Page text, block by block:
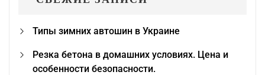
Типы зимних автошин в Украине
Резка бетона в домашних условиях. Цена и
особенности безопасности.